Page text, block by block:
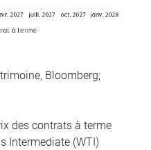
Bloomberg;
des contrats à terme
Intermediate (WTI)